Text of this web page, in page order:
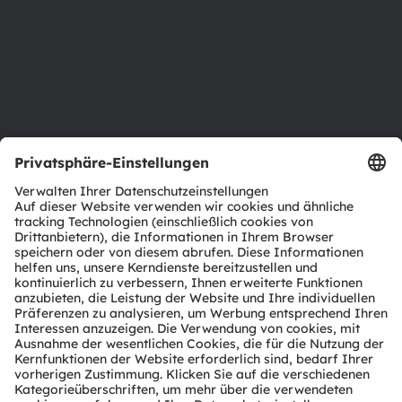
Produkt Selektor
Download Center
Tools
Kundenanfragen
Technischer Support
Partner Netzwerk
Whistleblowing